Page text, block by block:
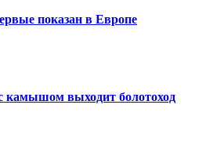
показан в Европе
камышом выходит болотоход